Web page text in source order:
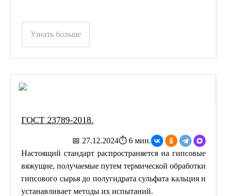
Узнать больше
ГОСТ 23789-2018.
📅 27.12.2024⏱ 6 мин.
Настоящий стандарт распространяется на гипсовые
вяжущие, получаемые путем термической обработки
гипсового сырья до полугидрата сульфата кальция и
устанавливает методы их испытаний.